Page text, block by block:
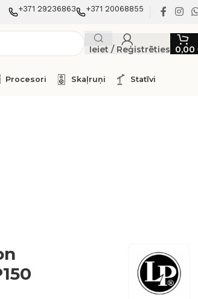
+371 29236863 +371 20068855
Ieiet / Reģistrēties 0,00
Procesori Skaļruņi Statīvi